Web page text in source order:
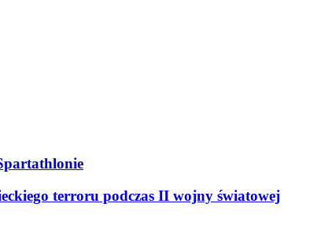
terroru podczas II wojny światowej